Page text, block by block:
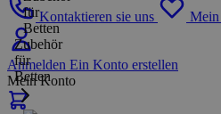
Kontaktieren sie uns Mein
Anmelden Ein Konto erstellen
Mein Konto
Zubehör
für
Betten